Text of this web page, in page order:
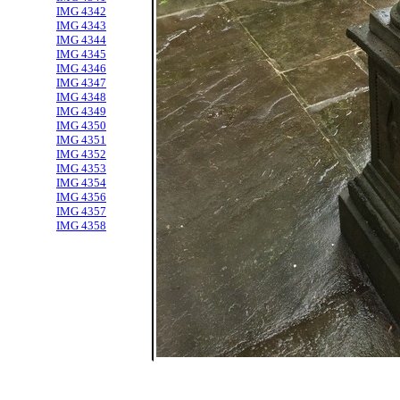
IMG 4342
IMG 4343
IMG 4344
IMG 4345
IMG 4346
IMG 4347
IMG 4348
IMG 4349
IMG 4350
IMG 4351
IMG 4352
IMG 4353
IMG 4354
IMG 4356
IMG 4357
IMG 4358